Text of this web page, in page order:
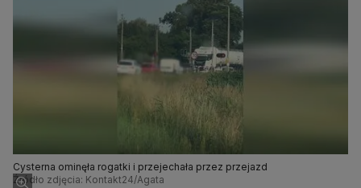
Cysterna ominęła rogatki i przejechała przez przejazd
Źródło zdjęcia: Kontakt24/Agata